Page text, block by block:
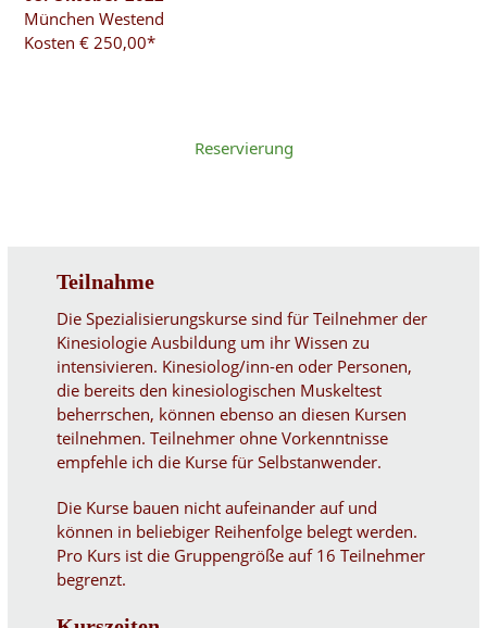
München Westend
Kosten € 250,00*
Reservierung
Teilnahme
Die Spezialisierungskurse sind für Teilnehmer der
Kinesiologie Ausbildung um ihr Wissen zu
intensivieren. Kinesiolog/inn-en oder Personen,
die bereits den kinesiologischen Muskeltest
beherrschen, können ebenso an diesen Kursen
teilnehmen. Teilnehmer ohne Vorkenntnisse
empfehle ich die Kurse für Selbstanwender.
Die Kurse bauen nicht aufeinander auf und
können in beliebiger Reihenfolge belegt werden.
Pro Kurs ist die Gruppengröße auf 16 Teilnehmer
begrenzt.